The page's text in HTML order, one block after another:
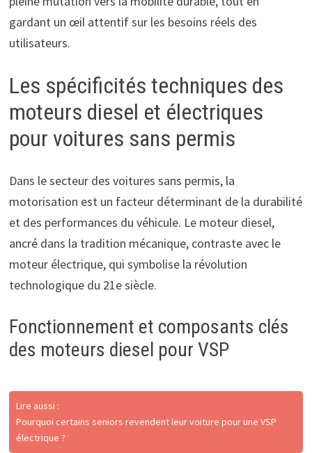
gardant un œil attentif sur les besoins réels des
utilisateurs.
Les spécificités techniques des
moteurs diesel et électriques
pour voitures sans permis
Dans le secteur des voitures sans permis, la
motorisation est un facteur déterminant de la durabilité
et des performances du véhicule. Le moteur diesel,
ancré dans la tradition mécanique, contraste avec le
moteur électrique, qui symbolise la révolution
technologique du 21e siècle.
Fonctionnement et composants clés
des moteurs diesel pour VSP
Lire aussi :
Pourquoi certains seniors revendent leur voiture pour une VSP
électrique ?